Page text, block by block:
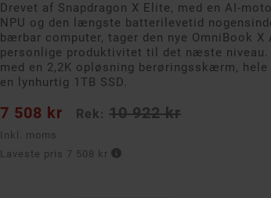
Drevet af Snapdragon X Elite, med en AI-
NPU og den længste batterilevetid
bærbar computer, tager den nye OmniBook X
personlige produktivitet til det næste niveau.
med en 2,2K opløsning berøringsskærm, hele
en lynhurtig 1TB SSD.
7 508 kr Rek: 10 922 kr
Inkl. moms
Laveste pris 7 508 kr